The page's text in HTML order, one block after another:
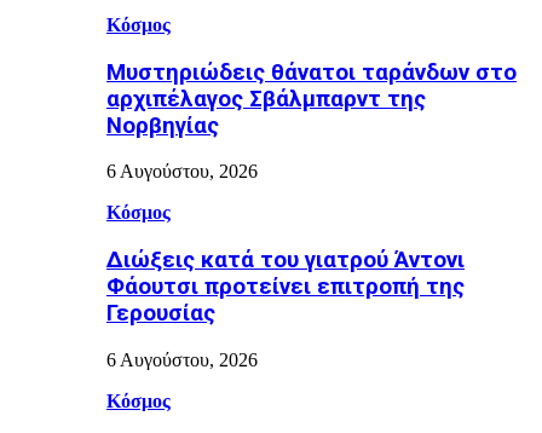
Κόσμος
Μυστηριώδεις θάνατοι ταράνδων στο
αρχιπέλαγος Σβάλμπαρντ της
Νορβηγίας
6 Αυγούστου, 2026
Κόσμος
Διώξεις κατά του γιατρού Άντονι
Φάουτσι προτείνει επιτροπή της
Γερουσίας
6 Αυγούστου, 2026
Κόσμος